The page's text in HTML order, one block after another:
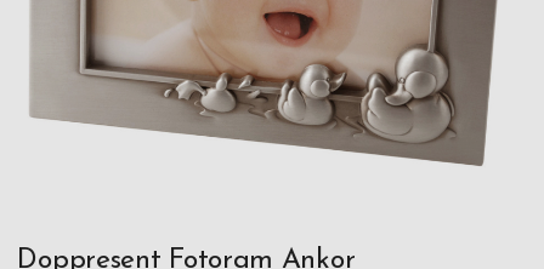
Doppresent Fotoram Ankor